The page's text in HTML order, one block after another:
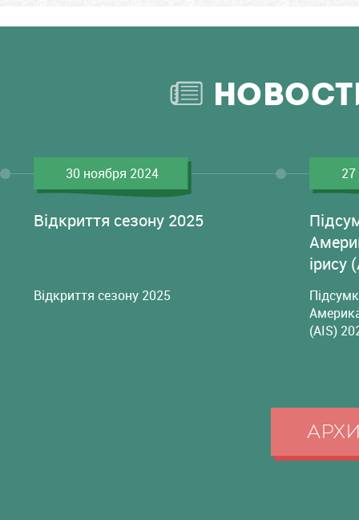
30 ноября 2024
Відкриття сезону 2025
Відкриття сезону 2025
ірису
(AIS)